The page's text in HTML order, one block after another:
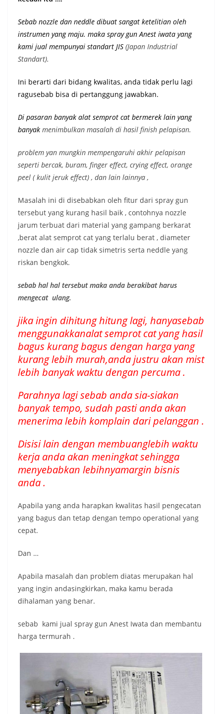
Sebab nozzle dan neddle dibuat sangat ketelitian oleh
instrumen yang maju. maka spray gun Anest iwata yang
kami jual mempunyai standart JIS (Japan Industrial
Standart).
Ini berarti dari bidang kwalitas, anda tidak perlu lagi
ragusebab bisa di pertanggung jawabkan.
Di pasaran banyak alat semprot cat bermerek lain yang
banyak menimbulkan masalah di hasil finish pelapisan.
problem yan mungkin mempengaruhi akhir pelapisan
seperti bercak, buram, finger effect, crying effect, orange
peel ( kulit jeruk effect) , dan lain lainnya ,
Masalah ini di disebabkan oleh fitur dari spray gun
tersebut yang kurang hasil baik , contohnya nozzle
jarum terbuat dari material yang gampang berkarat
,berat alat semprot cat yang terlalu berat , diameter
nozzle dan air cap tidak simetris serta neddle yang
riskan bengkok.
sebab hal hal tersebut maka anda berakibat harus
mengecat ulang.
jika ingin dihitung hitung lagi, hanyasebab
menggunakkanalat semprot cat yang hasil
bagus kurang bagus dengan harga yang
kurang lebih murah,anda justru akan mist
lebih banyak waktu dengan percuma .
Parahnya lagi sebab anda sia-siakan
banyak tempo, sudah pasti anda akan
menerima lebih komplain dari pelanggan .
Disisi lain dengan membuanglebih waktu
kerja anda akan meningkat sehingga
menyebabkan lebihnyamargin bisnis
anda .
Apabila yang anda harapkan kwalitas hasil pengecatan
yang bagus dan tetap dengan tempo operational yang
cepat.
Dan …
Apabila masalah dan problem diatas merupakan hal
yang ingin andasingkirkan, maka kamu berada
dihalaman yang benar.
sebab kami jual spray gun Anest Iwata dan membantu
harga termurah .